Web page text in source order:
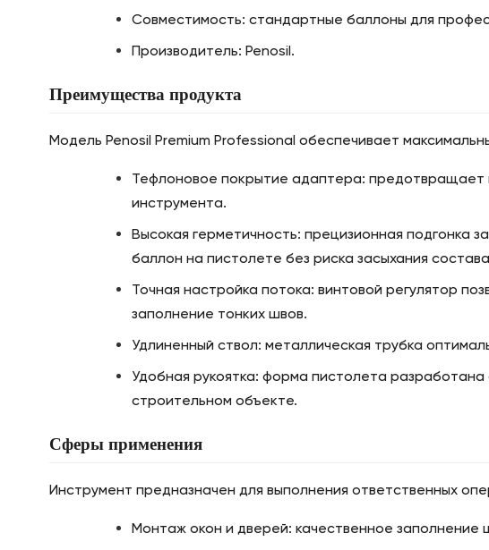
Совместимость: стандартные баллоны для
Производитель: Penosil.
Преимущества продукта
Модель Penosil Premium Professional обеспечивает
Тефлоновое покрытие адаптера: предотвращает
инструмента.
Высокая герметичность: прецизионная подгонка
баллон на пистолете без риска засыхания
Точная настройка потока: винтовой регулятор
заполнение тонких швов.
Удлиненный ствол: металлическая трубка
Удобная рукоятка: форма пистолета
строительном объекте.
Сферы применения
Инструмент предназначен для выполнения ответственных
Монтаж окон и дверей: качественное заполнение